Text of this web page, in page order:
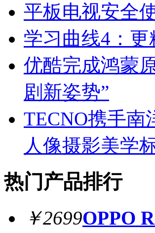
平板电视安全
学习曲线4：
优酷完成鸿蒙
剧新姿势”
TECNO携手南
人像摄影美学
热门产品排行
￥2699OPPO